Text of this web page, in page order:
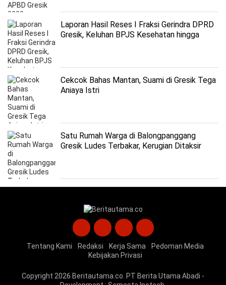
Laporan Hasil Reses I Fraksi Gerindra DPRD
Gresik, Keluhan BPJS Kesehatan hingga
Cekcok Bahas Mantan, Suami di Gresik Tega
Aniaya Istri
Satu Rumah Warga di Balongpanggang
Gresik Ludes Terbakar, Kerugian Ditaksir
Tentang Kami Redaksi Kerja Sama
Pedoman Media
Kebijakan Privasi
Copyright 2026 Beritautama.co . PT Berita Utama Abadi -